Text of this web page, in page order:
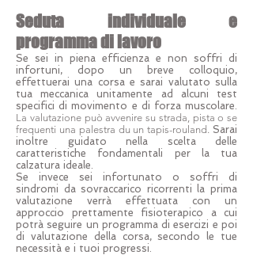
Seduta individuale e
programma di lavoro
Se sei in piena efficienza e non soffri di
infortuni, dopo un breve colloquio,
effettuerai una corsa e sarai valutato sulla
tua meccanica unitamente ad alcuni test
specifici di movimento e di forza muscolare.
La valutazione può avvenire su strada, pista o se
frequenti una palestra du un tapis-rouland. Sarai
inoltre guidato nella scelta delle
caratteristiche fondamentali per la tua
calzatura ideale.
Se invece sei infortunato o soffri di
sindromi da sovraccarico ricorrenti la prima
valutazione verrà effettuata con un
approccio prettamente fisioterapico a cui
potrà seguire un programma di esercizi e poi
di valutazione della corsa, secondo le tue
necessità e i tuoi progressi.